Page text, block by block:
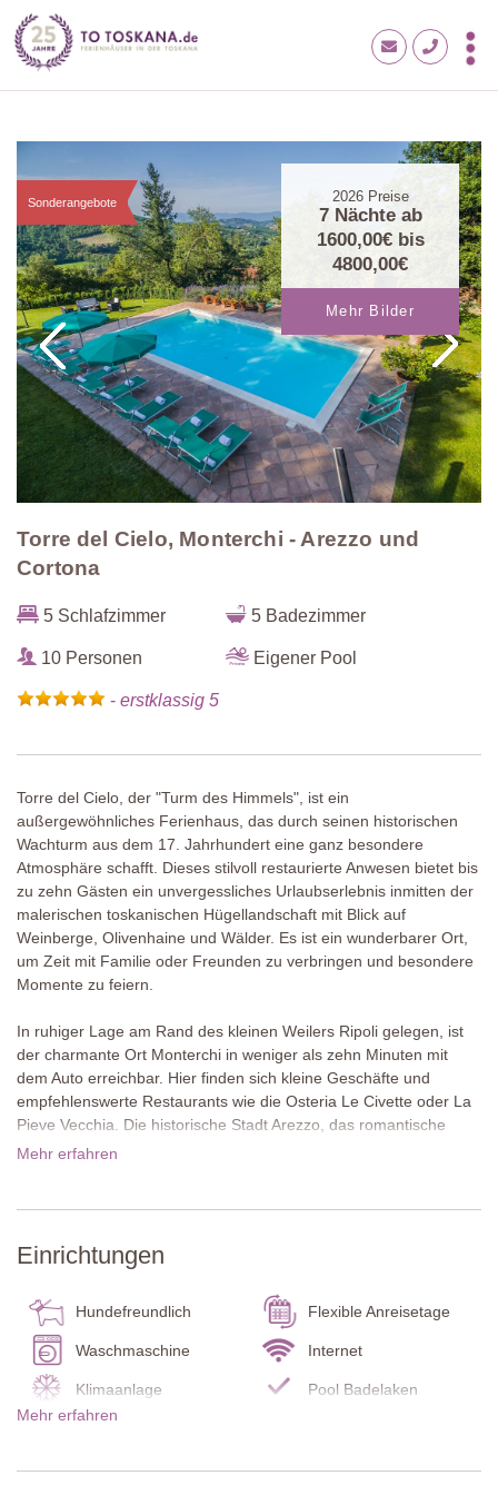
Sonderangebote 2026Preise
7 Nächte ab
1600,00€bis
4800,00€
Mehr Bilder
Torre del Cielo, Monterchi - Arezzo und
Cortona
5 Schlafzimmer 5 Badezimmer
10 Personen Eigener Pool
- erstklassig 5
Torre del Cielo, der "Turm des Himmels", ist ein
außergewöhnliches Ferienhaus, das durch seinen historischen
Wachturm aus dem 17. Jahrhundert eine ganz besondere
Atmosphäre schafft. Dieses stilvoll restaurierte Anwesen bietet bis
zu zehn Gästen ein unvergessliches Urlaubserlebnis inmitten der
malerischen toskanischen Hügellandschaft mit Blick auf
Weinberge, Olivenhaine und Wälder. Es ist ein wunderbarer Ort,
um Zeit mit Familie oder Freunden zu verbringen und besondere
Momente zu feiern.
In ruhiger Lage am Rand des kleinen Weilers Ripoli gelegen, ist
der charmante Ort Monterchi in weniger als zehn Minuten mit
dem Auto erreichbar. Hier finden sich kleine Geschäfte und
empfehlenswerte Restaurants wie die Osteria Le Civette oder La
Pieve Vecchia. Die historische Stadt Arezzo, das romantische
Cortona, die Kunststadt Siena und der Trasimeno-See laden
Rasenflächen und einer überdachten Terrasse mit Esstisch und
Terrakottafliesen eingefasst und von großen Pflanztöpfen
umgeben. Die verschiedenen Ebenen des Gartens sind durch
eine charmante, von Pflanzen gesäumte Steintreppe miteinander
verbunden und laden zum Verweilen ein.
Im Inneren erwarten die Gäste liebevoll eingerichtete Räume mit
antiken Möbeln. Zarte Wandmotive in warmen Pastelltönen
Mehr erfahren
Einrichtungen
Hundefreundlich Flexible Anreisetage
Waschmaschine Internet
Klimaanlage Pool Badelaken
Babybett / Hochstuhl
Mehr erfahren